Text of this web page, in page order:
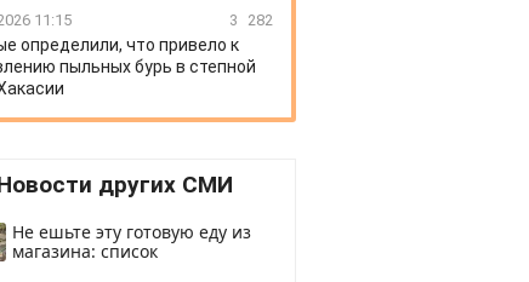
11:15 3 282
определили, что привело к
пыльных бурь в степной
других СМИ
Не ешьте эту готовую еду из
магазина: список